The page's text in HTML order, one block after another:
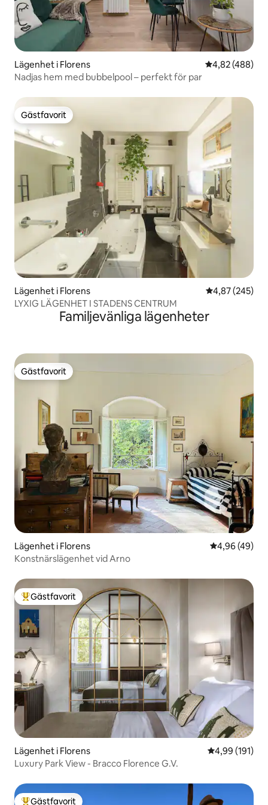
Lägenhet i Florens 4,82 av 5 i
4,82 (488)
Nadjas hem med bubbelpool – perfekt för par
Gästfavorit
Gästfavorit
Lägenhet i Florens 4,87 av 5 i
4,87 (245)
LYXIG LÄGENHET I STADENS CENTRUM
Familjevänliga lägenheter
Gästfavorit
Gästfavorit
Lägenhet i Florens 4,96 av 5 i
4,96 (49)
Konstnärslägenhet vid Arno
Populär gästfavorit
Gästfavorit
Lägenhet i Florens 4,99 av 5 i
4,99 (191)
Luxury Park View - Bracco Florence G.V.
Gästfavorit